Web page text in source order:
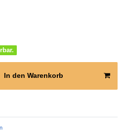
In den Warenkorb